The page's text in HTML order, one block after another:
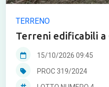
TERRENO
Terreni edificabili a
asta
15/10/2026 09:45
PROC 319/2024